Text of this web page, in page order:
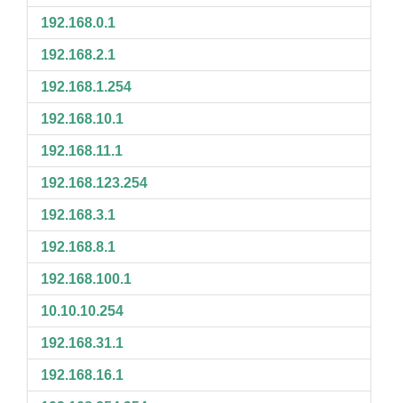
192.168.0.1
192.168.2.1
192.168.1.254
192.168.10.1
192.168.11.1
192.168.123.254
192.168.3.1
192.168.8.1
192.168.100.1
10.10.10.254
192.168.31.1
192.168.16.1